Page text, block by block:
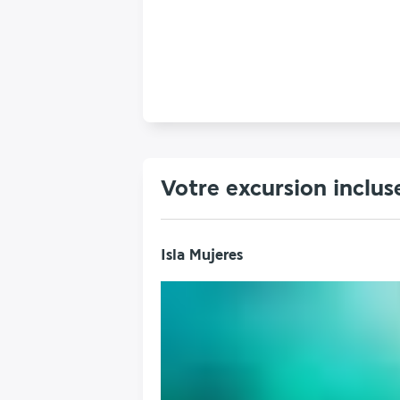
Votre excursion
Isla Mujeres